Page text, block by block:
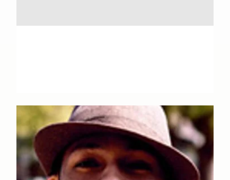
Jean-Baptiste Andreae